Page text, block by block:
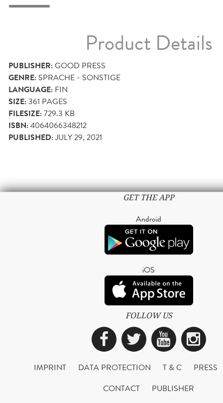
Product Details
PUBLISHER:GOOD PRESS
GENRE: SPRACHE - SONSTIGE
LANGUAGE: FIN
SIZE:361 PAGES
FILESIZE:729.3 KB
ISBN:4064066348212
PUBLISHED:JULY 29, 2021
GET THE APP
Android
iOS
FOLLOW US
Facebook
Twitter
IMPRINT DATA PROTECTION T & C
PRESS
CONTACT
PUBLISHER